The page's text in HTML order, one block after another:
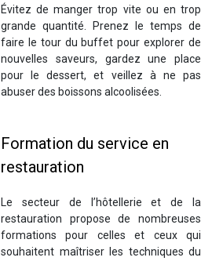
Évitez de manger trop vite ou en trop
grande quantité. Prenez le temps de
faire le tour du buffet pour explorer de
nouvelles saveurs, gardez une place
pour le dessert, et veillez à ne pas
abuser des boissons alcoolisées.
Formation du service en
restauration
Le secteur de l’hôtellerie et de la
restauration propose de nombreuses
formations pour celles et ceux qui
souhaitent maîtriser les techniques du